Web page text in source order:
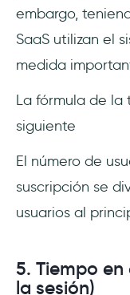
embargo,
SaaS utilizan el
medida
La fórmula de la
siguiente
El número de
suscripción se
usuarios al
5. Tiempo
la sesión)